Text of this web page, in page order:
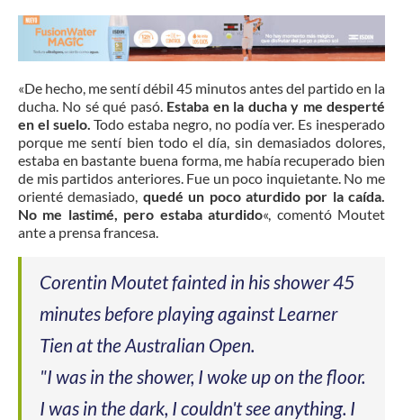
«De hecho, me sentí débil 45 minutos antes del partido en la
ducha. No sé qué pasó. Estaba en la ducha y me desperté
en el suelo. Todo estaba negro, no podía ver. Es inesperado
porque me sentí bien todo el día, sin demasiados dolores,
estaba en bastante buena forma, me había recuperado bien
de mis partidos anteriores. Fue un poco inquietante. No me
orienté demasiado, quedé un poco aturdido por la caída.
No me lastimé, pero estaba aturdido«, comentó Moutet
ante a prensa francesa.
Corentin Moutet fainted in his shower 45
minutes before playing against Learner
Tien at the Australian Open.
"I was in the shower, I woke up on the floor.
I was in the dark, I couldn't see anything. I